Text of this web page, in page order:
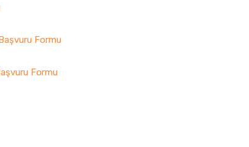
Formu
Formu